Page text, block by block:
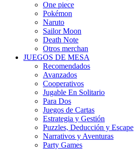
One piece
Pokémon
Naruto
Sailor Moon
Death Note
Otros merchan
JUEGOS DE MESA
Recomendados
Avanzados
Cooperativos
Jugable En Solitario
Para Dos
Juegos de Cartas
Estrategia y Gestión
Puzzles, Deducción y Escape
Narrativos y Aventuras
Party Games